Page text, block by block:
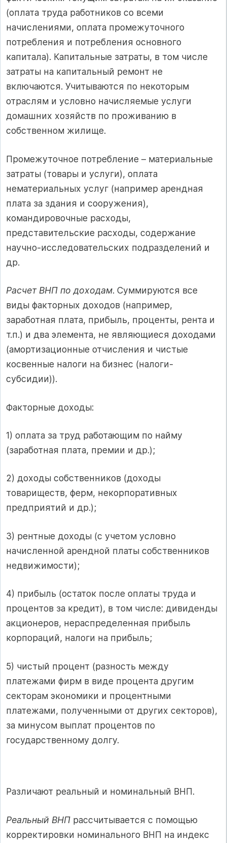
(оплата труда работников со всеми
начислениями, оплата промежуточного
потребления и потребления основного
капитала). Капитальные затраты, в том числе
затраты на капитальный ремонт не
включаются. Учитываются по некоторым
отраслям и условно начисляемые услуги
домашних хозяйств по проживанию в
собственном жилище.
Промежуточное потребление – материальные
затраты (товары и услуги), оплата
нематериальных услуг (например арендная
плата за здания и сооружения),
командировочные расходы,
представительские расходы, содержание
научно-исследовательских подразделений и
др.
Расчет ВНП по доходам. Суммируются все
виды факторных доходов (например,
заработная плата, прибыль, проценты, рента и
т.п.) и два элемента, не являющиеся доходами
(амортизационные отчисления и чистые
косвенные налоги на бизнес (налоги-
субсидии)).
Факторные доходы:
1) оплата за труд работающим по найму
(заработная плата, премии и др.);
2) доходы собственников (доходы
товариществ, ферм, некорпоративных
предприятий и др.);
3) рентные доходы (с учетом условно
начисленной арендной платы собственников
недвижимости);
4) прибыль (остаток после оплаты труда и
процентов за кредит), в том числе: дивиденды
акционеров, нераспределенная прибыль
корпораций, налоги на прибыль;
5) чистый процент (разность между
платежами фирм в виде процента другим
секторам экономики и процентными
платежами, полученными от других секторов),
за минусом выплат процентов по
государственному долгу.
Различают реальный и номинальный ВНП.
Реальный ВНП рассчитывается с помощью
корректировки номинального ВНП на индекс